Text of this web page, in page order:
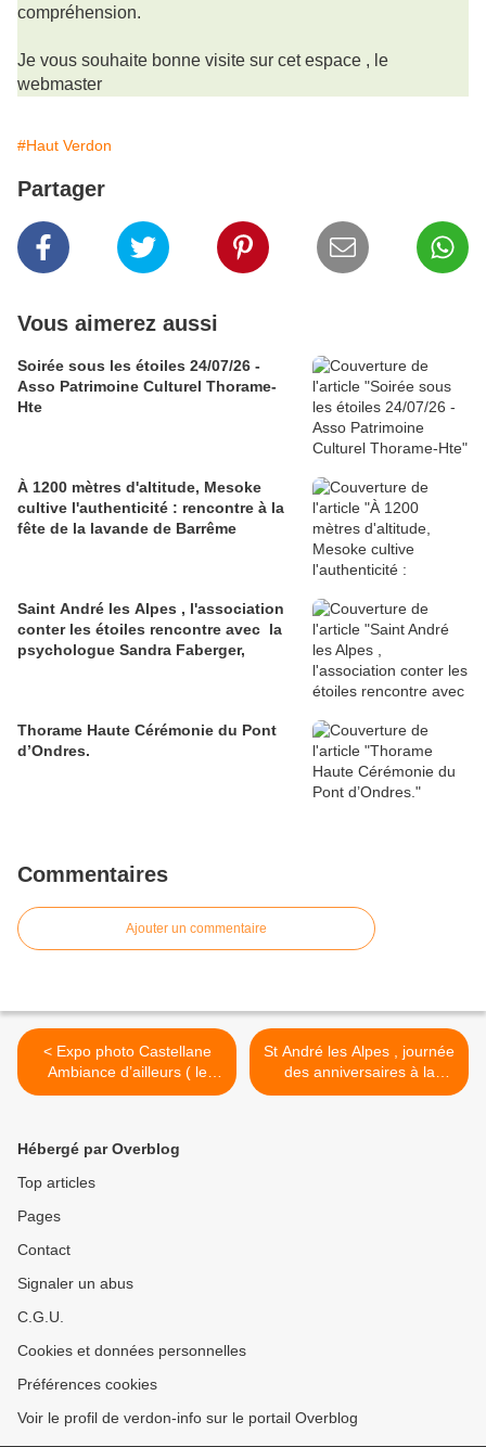
compréhension.
Je vous souhaite bonne visite sur cet espace , le
webmaster
#Haut Verdon
Partager
Vous aimerez aussi
Soirée sous les étoiles 24/07/26 -
Asso Patrimoine Culturel Thorame-
Hte
À 1200 mètres d'altitude, Mesoke
cultive l'authenticité : rencontre à la
fête de la lavande de Barrême
Saint André les Alpes , l'association
conter les étoiles rencontre avec la
psychologue Sandra Faberger,
Thorame Haute Cérémonie du Pont
d’Ondres.
Commentaires
Ajouter un commentaire
< Expo photo Castellane
Ambiance d’ailleurs ( le
reportage )
St André les Alpes , journée
des anniversaires à la
maison de retraite les
Hébergé par Overblog
Top articles
Pages
Contact
Signaler un abus
C.G.U.
Cookies et données personnelles
Préférences cookies
Voir le profil de verdon-info sur le portail Overblog